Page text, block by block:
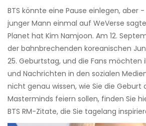
BTS könnte eine Pause einlegen, aber
junger Mann einmal auf WeVerse
Planet hat Kim Namjoon. Am 12.
der bahnbrechenden koreanischen
25. Geburtstag, und die Fans möchten
und Nachrichten in den sozialen
nicht genau wissen, wie Sie die Geburt
Masterminds feiern sollen, finden Sie
BTS RM-Zitate, die Sie tagelang